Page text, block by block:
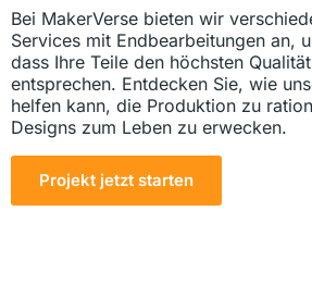
Bei MakerVerse bieten wir
Services mit Endbearbeitungen an,
dass Ihre Teile den höchsten
entsprechen. Entdecken Sie, wie
helfen kann, die Produktion zu
Designs zum Leben zu erwecken.
Projekt jetzt starten